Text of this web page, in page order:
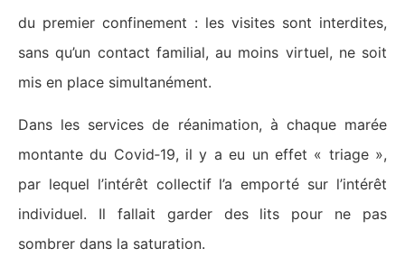
du premier confinement : les visites sont interdites,
sans qu’un contact familial, au moins virtuel, ne soit
mis en place simultanément.
Dans les services de réanimation, à chaque marée
montante du Covid‑19, il y a eu un effet « triage »,
par lequel l’intérêt collectif l’a emporté sur l’intérêt
individuel. Il fallait garder des lits pour ne pas
sombrer dans la saturation.